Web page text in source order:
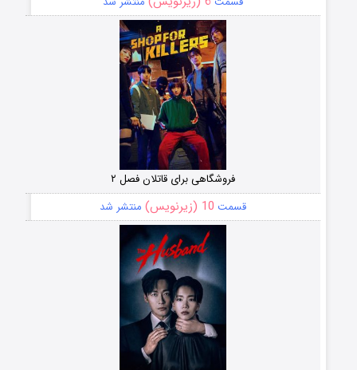
فروشگاهی برای قاتلان فصل ۲
قسمت 10 (زیرنویس) منتشر شد